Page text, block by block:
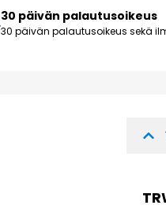
30 päivän palautusoikeus
30 päivän palautusoikeus sekä